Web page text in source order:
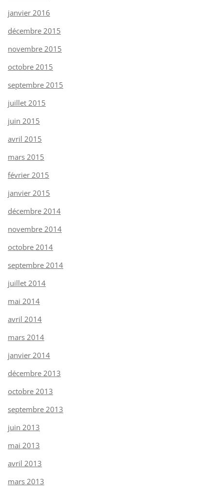
janvier 2016
décembre 2015
novembre 2015
octobre 2015
septembre 2015
juillet 2015
juin 2015
avril 2015
mars 2015
février 2015
janvier 2015
décembre 2014
novembre 2014
octobre 2014
septembre 2014
juillet 2014
mai 2014
avril 2014
mars 2014
janvier 2014
décembre 2013
octobre 2013
septembre 2013
juin 2013
mai 2013
avril 2013
mars 2013